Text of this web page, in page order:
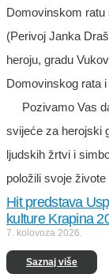
Domovinskom ratu
(Perivoj Janka
heroju, gradu
Domovinskog rata
Pozivamo Vas
svijeće za herojski
ljudskih žrtvi i
položili svoje
Hit predstava
kulture Krapina
7. kolovoza 2026.
Saznaj više